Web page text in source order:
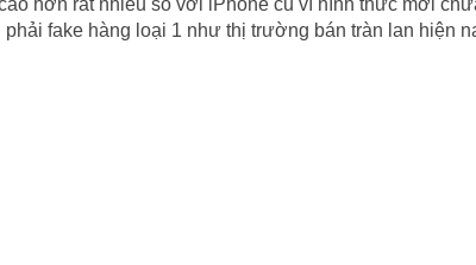
hơn rất nhiều so với iPhone cũ vì hình thức mới
fake hàng loại 1 như thị trường bán tràn lan hiện